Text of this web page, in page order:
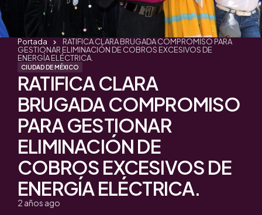
CIUDAD DE MÉXICO
RATIFICA CLARA
BRUGADA COMPROMISO
PARA GESTIONAR
ELIMINACIÓN DE
COBROS EXCESIVOS DE
ENERGÍA ELÉCTRICA.
2 años ago
Portada
RATIFICA CLARA BRUGADA COMPROMISO PARA
GESTIONAR ELIMINACIÓN DE COBROS EXCESIVOS DE
ENERGÍA ELÉCTRICA.